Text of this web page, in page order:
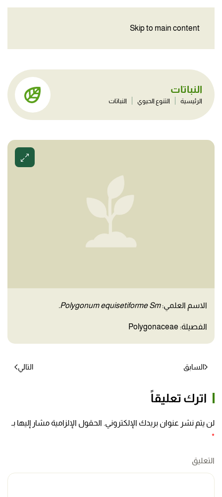
Skip to main content
النباتات
الرئيسية التنوع الحيوي النباتات
الاسم العلمي:Polygonum equisetiforme Sm.
الفصيلة: Polygonaceae
السابق التالي
اترك تعليقاً
لن يتم نشر عنوان بريدك الإلكتروني. الحقول الإلزامية مشار إليها بـ
*
التعليق